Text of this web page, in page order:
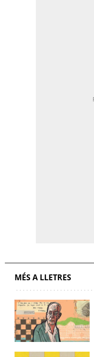
MÉS A LLETRES